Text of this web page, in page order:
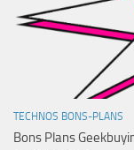
TECHNOS BONS-PLANS
Bons Plans